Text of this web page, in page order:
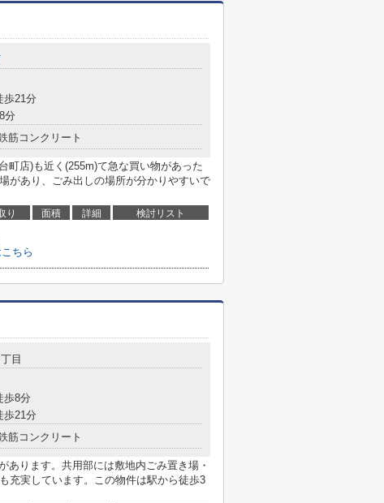
歩21分
分
筋コンクリート
町店)も近く(255m)て急な買い物があった
があり、ごみ出しの場所が分かりやすいで
り 面積 詳細 検討リスト
ちら
目
歩8分
歩21分
筋コンクリート
あります。共用部には敷地内ごみ置き場・
充実しています。この物件は駅から徒歩3